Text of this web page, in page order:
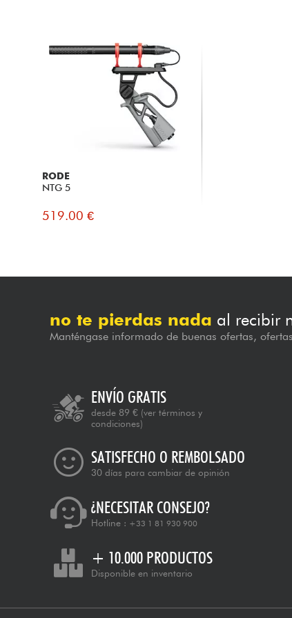
RODE
NTG 5
519.00 €
no te pierdas nada al recibir
Manténgase informado de buenas ofertas,
ENVÍO GRATIS
desde 89 € (ver términos y
condiciones)
SATISFECHO O REMBOLSADO
30 días para cambiar de opinión
¿NECESITAR CONSEJO?
Hotline : +33 1 81 930 900
+ 10.000 PRODUCTOS
Disponible en inventario